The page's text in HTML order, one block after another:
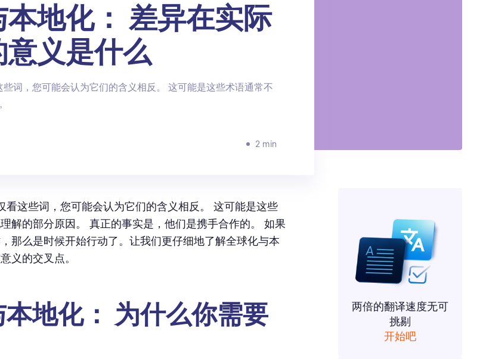
地化： 差异在实际
义是什么
词，您可能会认为它们的含义相反。 这可能是这些术语通常不
2 min
看这些词，您可能会认为它们的含义相反。 这可能是这些
解的部分原因。 真正的事实是，他们是携手合作的。 如果
那么是时候开始行动了。让我们更仔细地了解全球化与本
义的交叉点。
地化： 为什么你需要
两倍的翻译速度无可
挑剔
开始吧